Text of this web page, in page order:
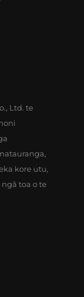
Ltd. te
kore utu,
toa o te